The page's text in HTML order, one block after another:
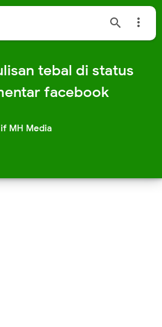
 
tebal di status
facebook
MH Media